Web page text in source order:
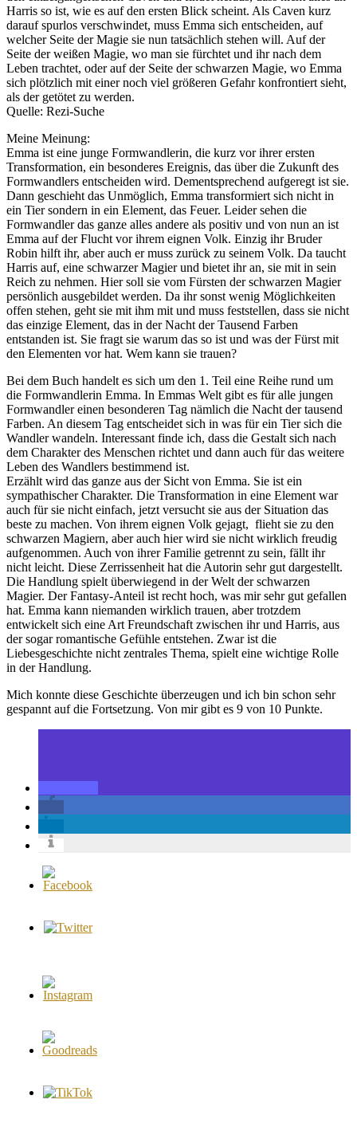
Harris so ist, wie es auf den ersten Blick scheint. Als Caven kurz
darauf spurlos verschwindet, muss Emma sich entscheiden, auf
welcher Seite der Magie sie nun tatsächlich stehen will. Auf der
Seite der weißen Magie, wo man sie fürchtet und ihr nach dem
Leben trachtet, oder auf der Seite der schwarzen Magie, wo Emma
sich plötzlich mit einer noch viel größeren Gefahr konfrontiert sieht,
als der getötet zu werden.
Quelle: Rezi-Suche
Meine Meinung:
Emma ist eine junge Formwandlerin, die kurz vor ihrer ersten
Transformation, ein besonderes Ereignis, das über die Zukunft des
Formwandlers entscheiden wird. Dementsprechend aufgeregt ist sie.
Dann geschieht das Unmöglich, Emma transformiert sich nicht in
ein Tier sondern in ein Element, das Feuer. Leider sehen die
Formwandler das ganze alles andere als positiv und von nun an ist
Emma auf der Flucht vor ihrem eignen Volk. Einzig ihr Bruder
Robin hilft ihr, aber auch er muss zurück zu seinem Volk. Da taucht
Harris auf, eine schwarzer Magier und bietet ihr an, sie mit in sein
Reich zu nehmen. Hier soll sie vom Fürsten der schwarzen Magier
persönlich ausgebildet werden. Da ihr sonst wenig Möglichkeiten
offen stehen, geht sie mit ihm mit und muss feststellen, dass sie nicht
das einzige Element, das in der Nacht der Tausend Farben
entstanden ist. Sie fragt sie warum das so ist und was der Fürst mit
den Elementen vor hat. Wem kann sie trauen?
Bei dem Buch handelt es sich um den 1. Teil eine Reihe rund um
die Formwandlerin Emma. In Emmas Welt gibt es für alle jungen
Formwandler einen besonderen Tag nämlich die Nacht der tausend
Farben. An diesem Tag entscheidet sich in was für ein Tier sich die
Wandler wandeln. Interessant finde ich, dass die Gestalt sich nach
dem Charakter des Menschen richtet und dann auch für das weitere
Leben des Wandlers bestimmend ist.
Erzählt wird das ganze aus der Sicht von Emma. Sie ist ein
sympathischer Charakter. Die Transformation in eine Element war
auch für sie nicht einfach, jetzt versucht sie aus der Situation das
beste zu machen. Von ihrem eignen Volk gejagt, flieht sie zu den
schwarzen Magiern, aber auch hier wird sie nicht wirklich freudig
aufgenommen. Auch von ihrer Familie getrennt zu sein, fällt ihr
nicht leicht. Diese Zerrissenheit hat die Autorin sehr gut dargestellt.
Die Handlung spielt überwiegend in der Welt der schwarzen
Magier. Der Fantasy-Anteil ist recht hoch, was mir sehr gut gefallen
hat. Emma kann niemanden wirklich trauen, aber trotzdem
entwickelt sich eine Art Freundschaft zwischen ihr und Harris, aus
der sogar romantische Gefühle entstehen. Zwar ist die
Liebesgeschichte nicht zentrales Thema, spielt eine wichtige Rolle
in der Handlung.
Mich konnte diese Geschichte überzeugen und ich bin schon sehr
gespannt auf die Fortsetzung. Von mir gibt es 9 von 10 Punkte.